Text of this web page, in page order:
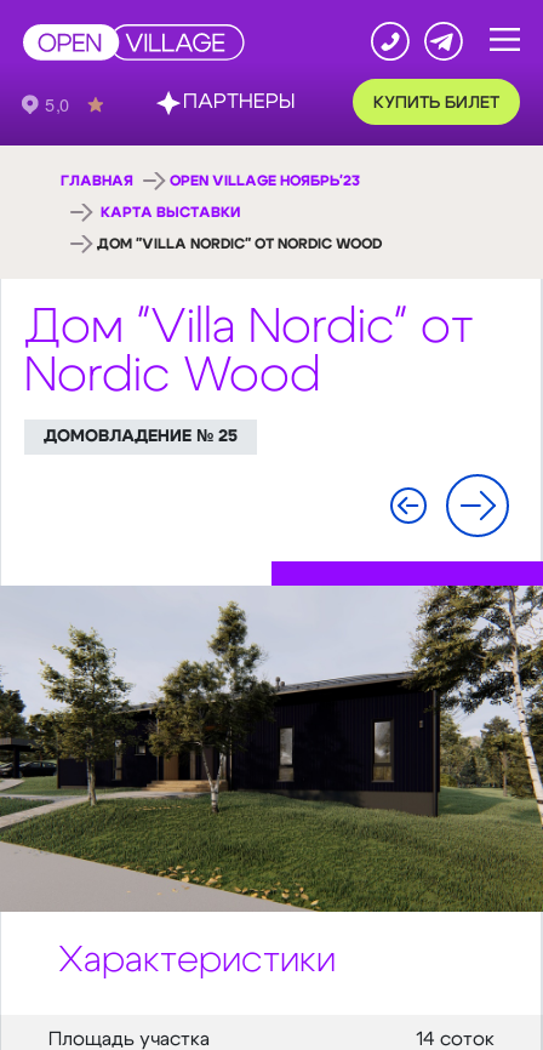
КУПИТЬ БИЛЕТ
ГЛАВНАЯ OPEN VILLAGE НОЯБРЬ'23
КАРТА ВЫСТАВКИ
ДОМ "VILLA NORDIC" ОТ NORDIC WOOD
Дом "Villa Nordic" от
Nordic Wood
ДОМОВЛАДЕНИЕ № 25
Характеристики
Площадь участка 14 соток